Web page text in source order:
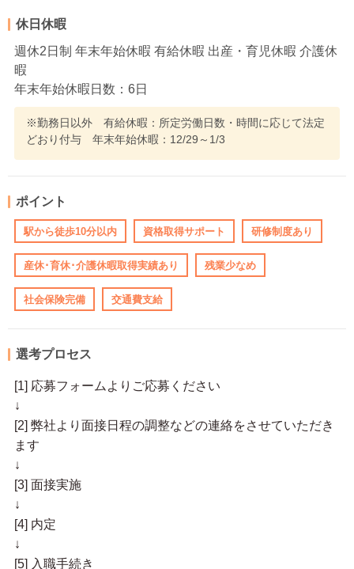
休日休暇
週休2日制 年末年始休暇 有給休暇 出産・育児休暇 介護休
暇
年末年始休暇日数：6日
※勤務日以外 有給休暇：所定労働日数・時間に応じて法定
どおり付与 年末年始休暇：12/29～1/3
ポイント
駅から徒歩10分以内 資格取得サポート 研修制度あり
産休･育休･介護休暇取得実績あり 残業少なめ
社会保険完備 交通費支給
選考プロセス
[1] 応募フォームよりご応募ください
↓
[2] 弊社より面接日程の調整などの連絡をさせていただき
ます
↓
[3] 面接実施
↓
[4] 内定
↓
[5] 入職手続き